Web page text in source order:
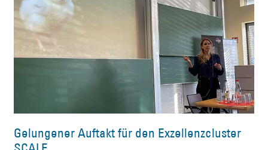
Gelungener Auftakt für den Exzellenzcluster